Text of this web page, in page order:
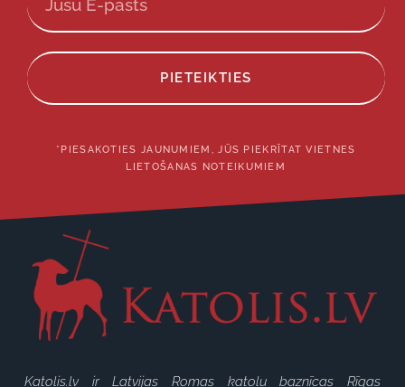
PIETEIKTIES
*PIESAKOTIES JAUNUMIEM, JŪS PIEKRĪTAT VIETNES
LIETOŠANAS NOTEIKUMIEM
Katolis.lv ir Latvijas Romas katoļu baznīcas Rīgas